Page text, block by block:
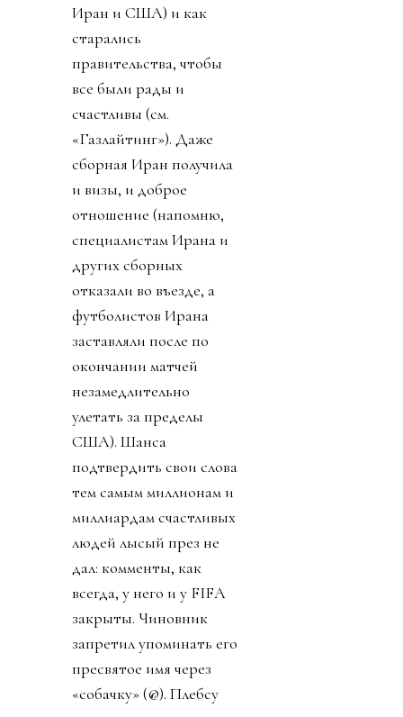
ФИФА появился 887-
словный пост Джанни о
том, как ничтожны
хейтеры и каким
прекрасным был
турнир. Как не было
насилия, издевательств
ментов, как фифа нации
помирила (возможно,
Иран и США) и как
старались
правительства, чтобы
все были рады и
счастливы (см.
«Газлайтинг»). Даже
сборная Иран получила
и визы, и доброе
отношение (напомню,
специалистам Ирана и
других сборных
отказали во въезде, а
футболистов Ирана
заставляли после по
окончании матчей
незамедлительно
улетать за пределы
США). Шанса
подтвердить свои слова